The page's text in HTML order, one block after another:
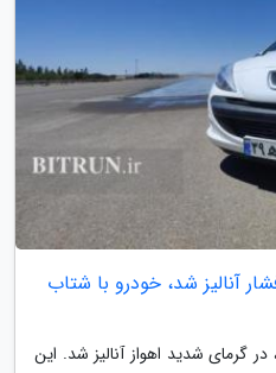
فشار آنالیز شد، خودرو با شتاب
در گرمای شدید اهواز آنالیز شد. این